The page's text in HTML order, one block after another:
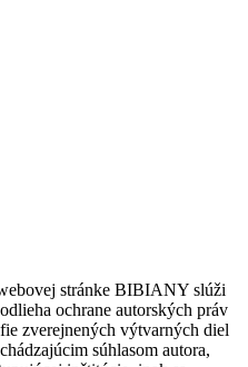
stránke BIBIANY slúži
ochrane autorských práv
zverejnených výtvarných diel
súhlasom autora,